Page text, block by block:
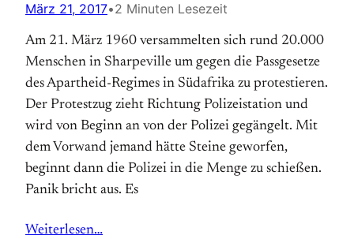
März 21, 2017•2 Minuten Lesezeit
Am 21. März 1960 versammelten sich rund 20.000
Menschen in Sharpeville um gegen die Passgesetze
des Apartheid-Regimes in Südafrika zu protestieren.
Der Protestzug zieht Richtung Polizeistation und
wird von Beginn an von der Polizei gegängelt. Mit
dem Vorwand jemand hätte Steine geworfen,
beginnt dann die Polizei in die Menge zu schießen.
Panik bricht aus. Es
Weiterlesen…